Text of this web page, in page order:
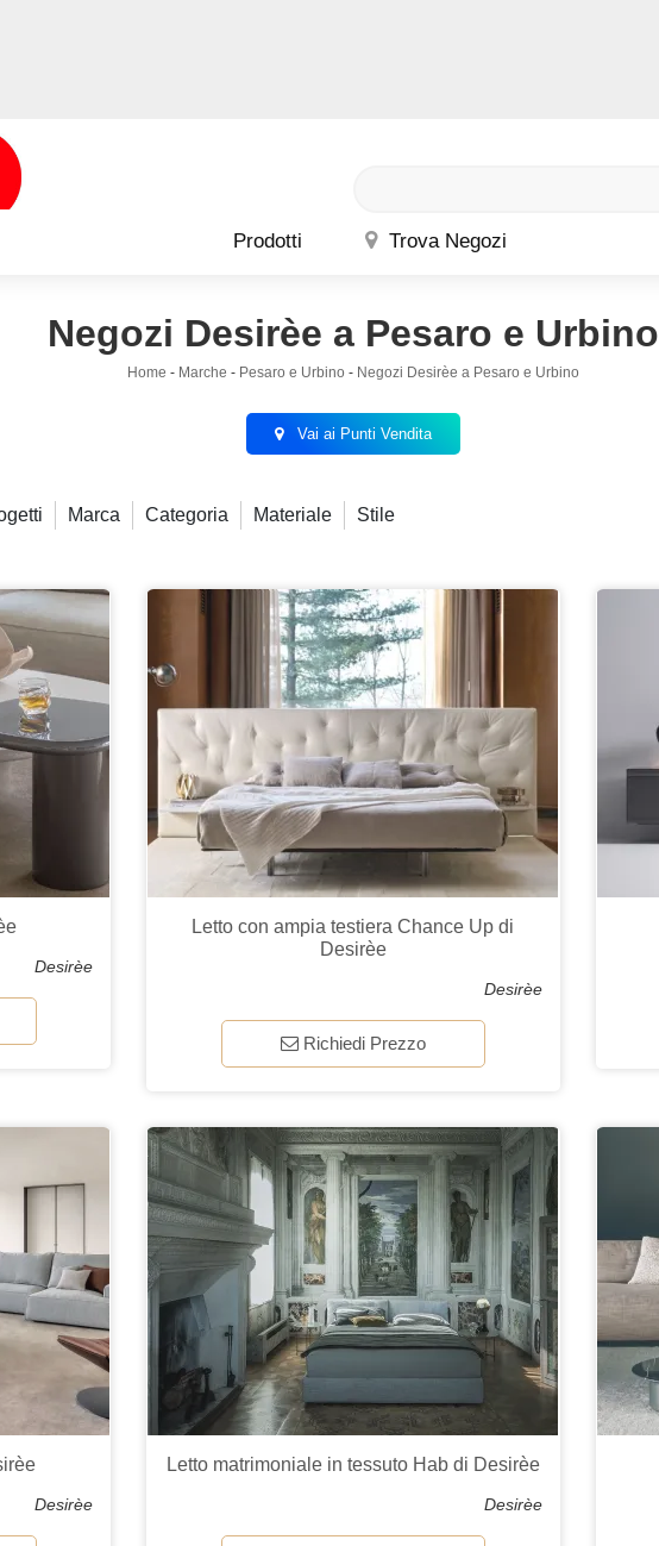
Prodotti Trova Negozi
Negozi Desirèe a Pesaro e Urbino
Home - Marche - Pesaro e Urbino - Negozi Desirèe a Pesaro e Urbino
Vai ai Punti Vendita
Marca Categoria Materiale Stile
Desirèe
Letto con ampia testiera Chance Up di
Desirèe
Desirèe
Richiedi Prezzo
Desirèe
Letto matrimoniale in tessuto Hab di Desirèe
Desirèe